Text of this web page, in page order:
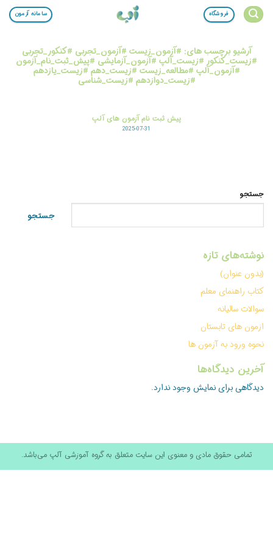
Skip
فروشگاه سامانه آزمون
آرشیو برچسب های: #آزمون_زیست #آزمون_تجربی #کنکور_تجربی
#زیست_کنکور #زیست_آلپ #آزمون_آزمایشی #پیش_ثبت_نام_آزمون
#آزمون_آلپ #مطالعه_زیست #زیست_دهم #زیست_یازدهم
#زیست_دوازدهم #زیست_شناسی
پیش ثبت نام آزمون های آلپ
2025-07-31
جستجو
جستجو
نوشته‌های تازه
(بدون عنوان)
کتاب راهنمای معلم
سوالات سالیانه
ازمون های تابستان
نحوه ورود به آزمون ها
آخرین دیدگاه‌ها
دیدگاهی برای نمایش وجود ندارد.
تمامی حقوق مادی و معنوی این سایت متعلق به گروه آموزشی آلپ می‌باشد.